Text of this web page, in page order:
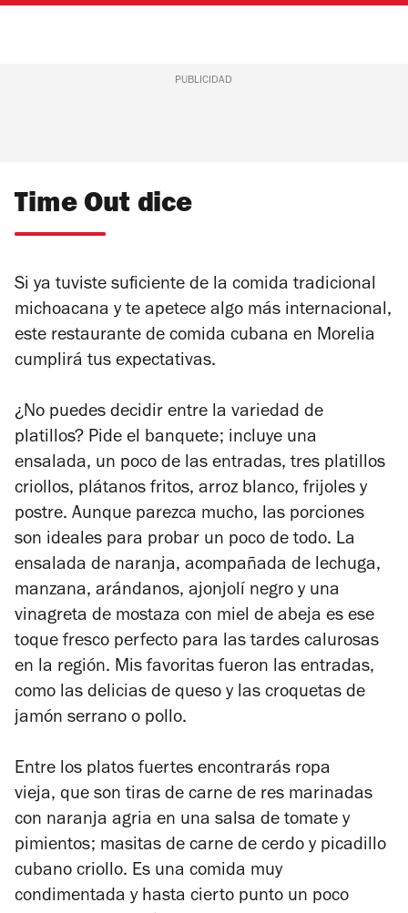
PUBLICIDAD
Time Out dice
Si ya tuviste suficiente de la comida tradicional
michoacana y te apetece algo más internacional,
este restaurante de comida cubana en Morelia
cumplirá tus expectativas.
¿No puedes decidir entre la variedad de
platillos? Pide el banquete; incluye una
ensalada, un poco de las entradas, tres platillos
criollos, plátanos fritos, arroz blanco, frijoles y
postre. Aunque parezca mucho, las porciones
son ideales para probar un poco de todo. La
ensalada de naranja, acompañada de lechuga,
manzana, arándanos, ajonjolí negro y una
vinagreta de mostaza con miel de abeja es ese
toque fresco perfecto para las tardes calurosas
en la región. Mis favoritas fueron las entradas,
como las delicias de queso y las croquetas de
jamón serrano o pollo.
Entre los platos fuertes encontrarás ropa
vieja, que son tiras de carne de res marinadas
con naranja agria en una salsa de tomate y
pimientos; masitas de carne de cerdo y picadillo
cubano criollo. Es una comida muy
condimentada y hasta cierto punto un poco